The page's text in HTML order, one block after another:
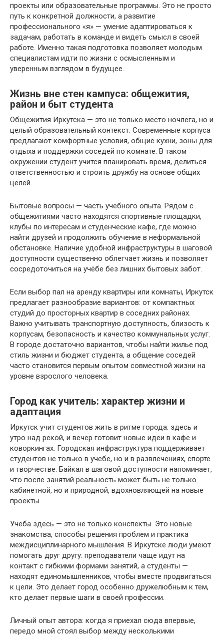
проекты или образовательные программы. Это не просто
путь к конкретной должности, а развитие
профессионального «я» — умение адаптироваться к
задачам, работать в команде и видеть смысл в своей
работе. Именно такая подготовка позволяет молодым
специалистам идти по жизни с осмысленным и
уверенным взглядом в будущее.
Жизнь вне стен кампуса: общежития,
район и быт студента
Общежития Иркутска — это не только место ночлега, но и
целый образовательный контекст. Современные корпуса
предлагают комфортные условия, общие кухни, зоны для
отдыха и поддержки соседей по комнате. В таком
окружении студент учится планировать время, делиться
ответственностью и строить дружбу на основе общих
целей.
Бытовые вопросы — часть учебного опыта. Рядом с
общежитиями часто находятся спортивные площадки,
клубы по интересам и студенческие кафе, где можно
найти друзей и продолжить обучение в неформальной
обстановке. Наличие удобной инфраструктуры в шаговой
доступности существенно облегчает жизнь и позволяет
сосредоточиться на учёбе без лишних бытовых забот.
Если выбор пал на аренду квартиры или комнаты, Иркутск
предлагает разнообразие вариантов: от компактных
студий до просторных квартир в соседних районах.
Важно учитывать транспортную доступность, близость к
корпусам, безопасность и качество коммунальных услуг.
В городе достаточно вариантов, чтобы найти жилье под
стиль жизни и бюджет студента, а общение соседей
часто становится первым опытом совместной жизни на
уровне взрослого человека.
Город как учитель: характер жизни и
адаптация
Иркутск учит студентов жить в ритме города: здесь и
утро над рекой, и вечер готовит новые идеи в кафе и
коворкингах. Городская инфраструктура поддерживает
студентов не только в учебе, но и в развлечениях, спорте
и творчестве. Байкал в шаговой доступности напоминает,
что после занятий реальность может быть не только
кабинетной, но и природной, вдохновляющей на новые
проекты.
Учеба здесь — это не только конспекты. Это новые
знакомства, способы решения проблем и практика
междисциплинарного мышления. В Иркутске люди умеют
помогать друг другу: преподаватели чаще идут на
контакт с гибкими формами занятий, а студенты —
находят единомышленников, чтобы вместе продвигаться
к цели. Это делает город особенно дружелюбным к тем,
кто делает первые шаги в своей профессии.
Личный опыт автора: когда я приехал сюда впервые,
передо мной стоял выбор между несколькими